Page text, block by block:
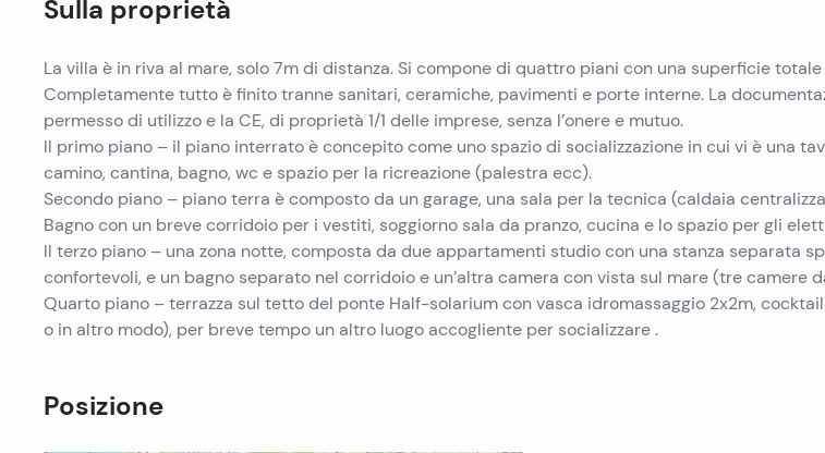
Sulla proprietà
La villa è in riva al mare, solo 7m di distanza. Si compone di quattro piani con una superficie
Completamente tutto è finito tranne sanitari, ceramiche, pavimenti e porte interne. La
permesso di utilizzo e la CE, di proprietà 1/1 delle imprese, senza l’onere e mutuo.
Il primo piano – il piano interrato è concepito come uno spazio di socializzazione in cui vi è una
camino, cantina, bagno, wc e spazio per la ricreazione (palestra ecc).
Secondo piano – piano terra è composto da un garage, una sala per la tecnica (caldaia
Bagno con un breve corridoio per i vestiti, soggiorno sala da pranzo, cucina e lo spazio per gli
Il terzo piano – una zona notte, composta da due appartamenti studio con una stanza separata
confortevoli, e un bagno separato nel corridoio e un’altra camera con vista sul mare (tre camere
Quarto piano – terrazza sul tetto del ponte Half-solarium con vasca idromassaggio 2x2m,
o in altro modo), per breve tempo un altro luogo accogliente per socializzare .
Posizione